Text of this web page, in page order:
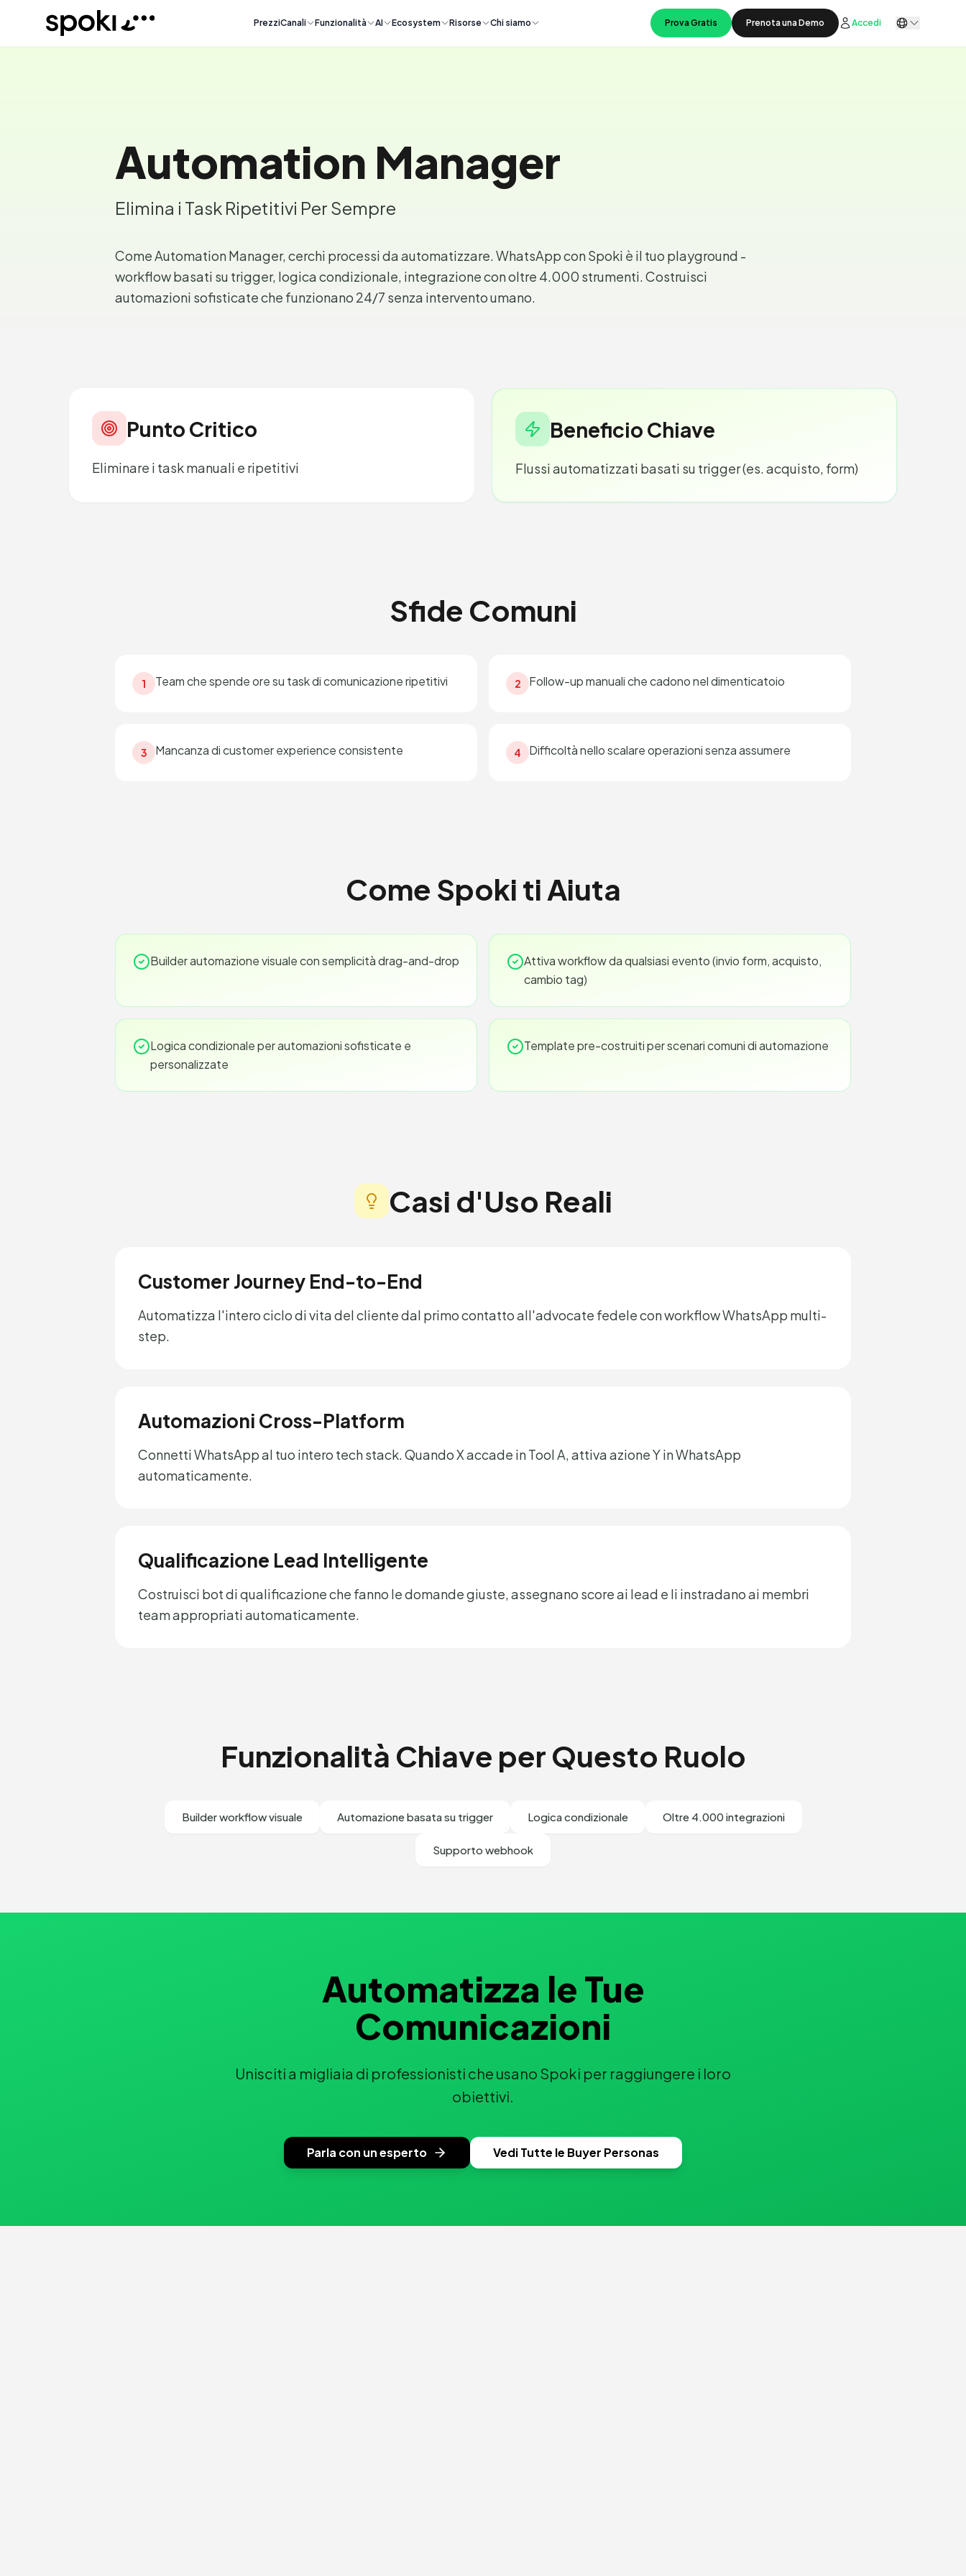
Spoki PrezziCanali Funzionalità AI Ecosystem Risorse Chi siamo Prova Gratis Prenota una Demo Accedi
Automation Manager
Elimina i Task Ripetitivi Per Sempre
Come Automation Manager, cerchi processi da automatizzare. WhatsApp con Spoki è il tuo playground -
workflow basati su trigger, logica condizionale, integrazione con oltre 4.000 strumenti. Costruisci
automazioni sofisticate che funzionano 24/7 senza intervento umano.
Punto Critico
Eliminare i task manuali e ripetitivi
Beneficio Chiave
Flussi automatizzati basati su trigger (es. acquisto, form)
Sfide Comuni
1 Team che spende ore su task di comunicazione ripetitivi 2 Follow-up manuali che cadono nel dimenticatoio
3 Mancanza di customer experience consistente 4 Difficoltà nello scalare operazioni senza assumere
Come Spoki ti Aiuta
Builder automazione visuale con semplicità drag-and-drop
Attiva workflow da qualsiasi evento (invio form, acquisto,
cambio tag)
Logica condizionale per automazioni sofisticate e
personalizzate
Template pre-costruiti per scenari comuni di automazione
Casi d'Uso Reali
Customer Journey End-to-End
Automatizza l'intero ciclo di vita del cliente dal primo contatto all'advocate fedele con workflow WhatsApp multi-
step.
Automazioni Cross-Platform
Connetti WhatsApp al tuo intero tech stack. Quando X accade in Tool A, attiva azione Y in WhatsApp
automaticamente.
Qualificazione Lead Intelligente
Costruisci bot di qualificazione che fanno le domande giuste, assegnano score ai lead e li instradano ai membri
team appropriati automaticamente.
Funzionalità Chiave per Questo Ruolo
Builder workflow visuale Automazione basata su trigger Logica condizionale Oltre 4.000 integrazioni
Supporto webhook
Automatizza le Tue
Comunicazioni
Unisciti a migliaia di professionisti che usano Spoki per raggiungere i loro
obiettivi.
Parla con un esperto Vedi Tutte le Buyer Personas